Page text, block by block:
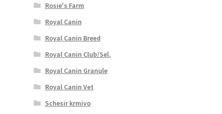
Rosie's Farm
Royal Canin
Royal Canin Breed
Royal Canin Club/Sel.
Royal Canin Granule
Royal Canin Vet
Schesir krmivo